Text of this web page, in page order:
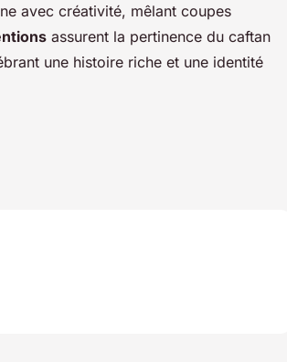
avec créativité, mêlant coupes
assurent la pertinence du caftan
une histoire riche et une identité